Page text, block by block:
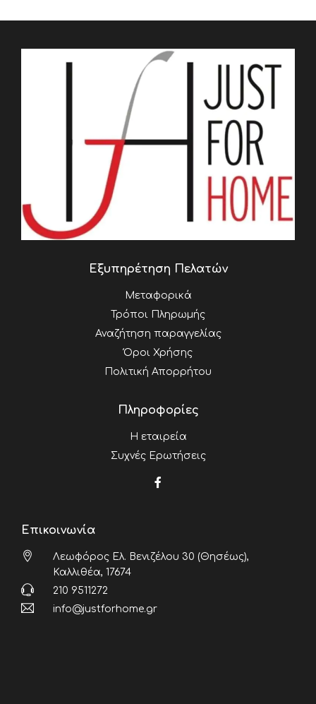
Εξυπηρέτηση Πελατών
Μεταφορικά
Τρόποι Πληρωμής
Αναζήτηση παραγγελίας
Όροι Χρήσης
Πολιτική Απορρήτου
Πληροφορίες
Η εταιρεία
Συχνές Ερωτήσεις
Επικοινωνία
Λεωφόρος Ελ. Βενιζέλου 30 (Θησέως),
Καλλιθέα, 17674
210 9511272
info@justforhome.gr